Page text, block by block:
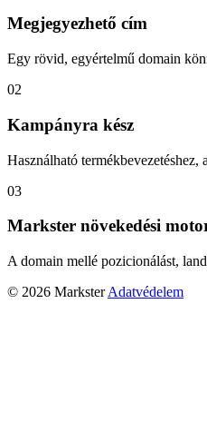
Megjegyezhető cím
Egy rövid, egyértelmű domain
02
Kampányra kész
Használható
03
Markster növekedési
A domain mellé pozicionálást,
© 2026 Markster Adatvédelem